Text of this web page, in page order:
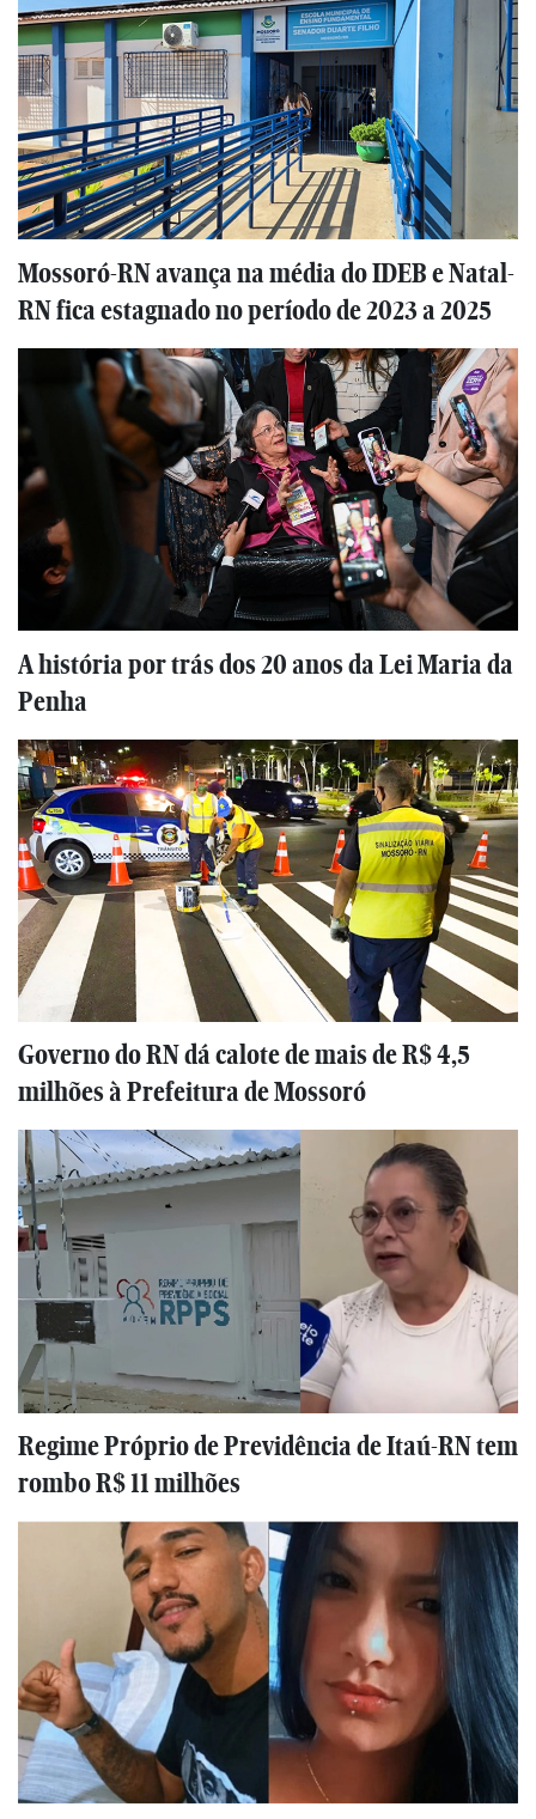
Mossoró-RN avança na média do IDEB e Natal-
RN fica estagnado no período de 2023 a 2025
A história por trás dos 20 anos da Lei Maria da
Penha
Governo do RN dá calote de mais de R$ 4,5
milhões à Prefeitura de Mossoró
Regime Próprio de Previdência de Itaú-RN tem
rombo R$ 11 milhões